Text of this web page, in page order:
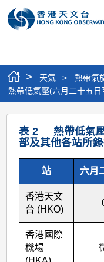
> 天氣 > 熱帶氣
熱帶低氣壓(六月二十五
熱
帶
低
(六
表 2 熱帶低氣壓
部及其他各站所
站 六月
香港天文
台 (HKO)
香港國際
機場